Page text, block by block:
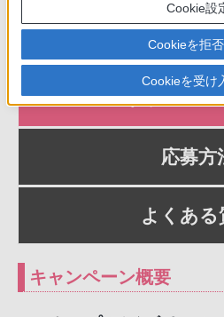
キャンペー
応募方
よくある
キャンペーン概要
Cookie設
Cookieを拒
Cookieを受け